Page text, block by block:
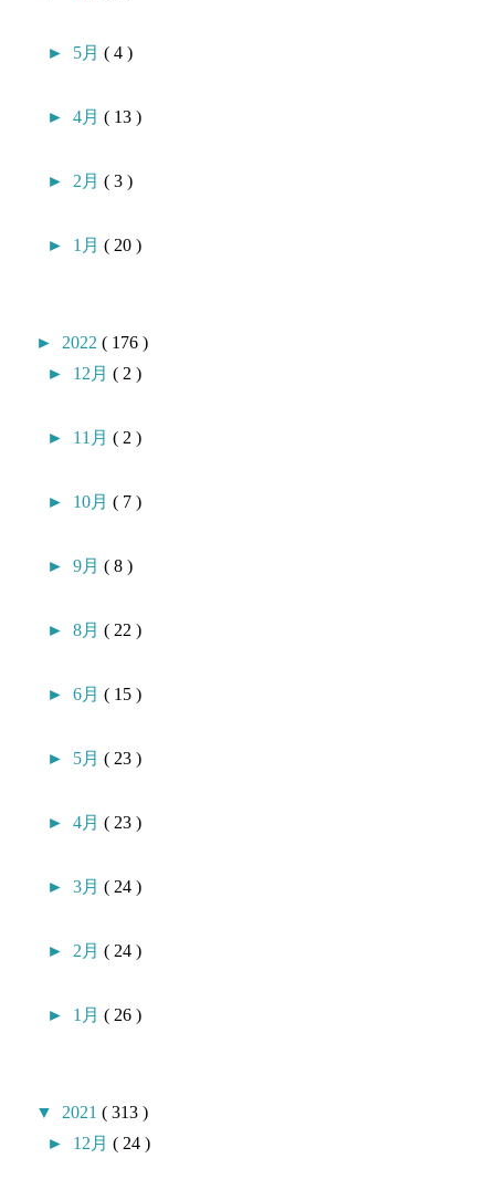
► 5月( 4 )
►4月( 13 )
► 2月( 3 )
► 1月( 20 )
► 2022( 176 )
► 12月( 2 )
► 11月( 2 )
► 10月( 7 )
►9月( 8 )
►8月( 22 )
►6月( 15 )
► 5月( 23 )
►4月( 23 )
►3月( 24 )
► 2月( 24 )
► 1月( 26 )
▼ 2021( 313 )
► 12月( 24 )